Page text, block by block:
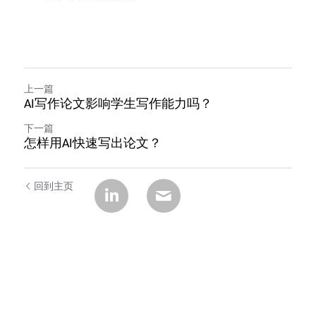
上一篇
AI写作论文影响学生写作能力吗？
下一篇
怎样用AI快速写出论文？
回到主页